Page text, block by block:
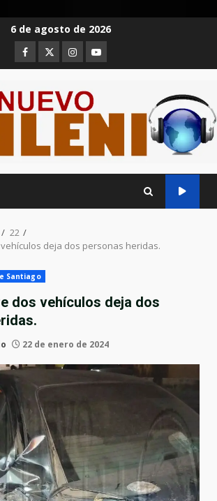
6 de agosto de 2026
Facebook
TwitterInstagram
Youtube
22
deja dos personas heridas.
Santiago
dos vehículos deja dos
22 de enero de 2024